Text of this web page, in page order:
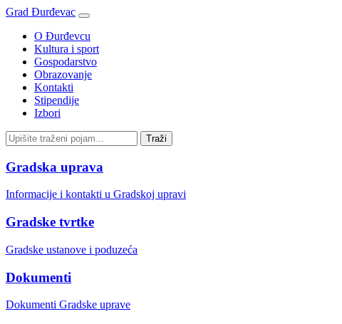
Grad Đurđevac
O Đurđevcu
Kultura i sport
Gospodarstvo
Obrazovanje
Kontakti
Stipendije
Izbori
Gradska uprava
Informacije i kontakti u Gradskoj upravi
Gradske tvrtke
Gradske ustanove i poduzeća
Dokumenti
Dokumenti Gradske uprave